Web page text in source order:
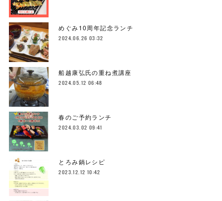
めぐみ10周年記念ランチ
2024.06.26 03:32
船越康弘氏の重ね煮講座
2024.05.12 06:48
春のご予約ランチ
2024.03.02 09:41
とろみ鍋レシピ
2023.12.12 10:42